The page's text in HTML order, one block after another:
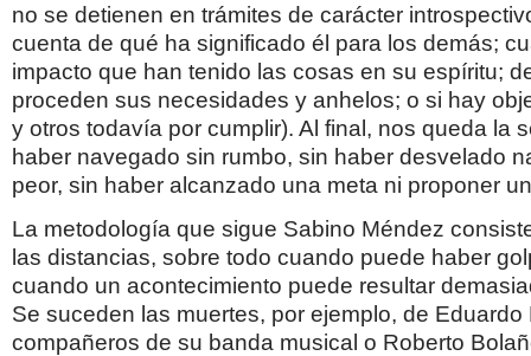
no se detienen en trámites de carácter
cuenta de qué ha significado él para los demás;
impacto que han tenido las cosas en su espíritu;
proceden sus necesidades y anhelos; o si hay
y otros todavía por cumplir). Al final, nos queda la
haber navegado sin rumbo, sin haber desvelado
peor, sin haber alcanzado una meta ni proponer
La metodología que sigue Sabino Méndez
las distancias, sobre todo cuando puede haber
cuando un acontecimiento puede resultar
Se suceden las muertes, por ejemplo, de Eduardo
compañeros de su banda musical o Roberto